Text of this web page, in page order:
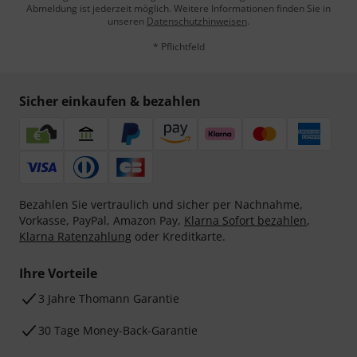
Abmeldung ist jederzeit möglich. Weitere Informationen finden Sie in
unseren Datenschutzhinweisen.
* Pflichtfeld
Sicher einkaufen & bezahlen
Bezahlen Sie vertraulich und sicher per Nachnahme,
Vorkasse, PayPal, Amazon Pay, Klarna Sofort bezahlen,
Klarna Ratenzahlung oder Kreditkarte.
Ihre Vorteile
3 Jahre Thomann Garantie
30 Tage Money-Back-Garantie